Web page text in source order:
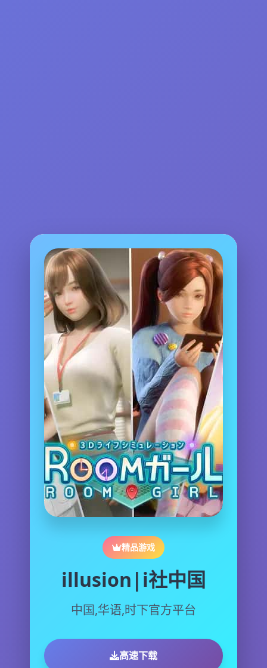
精品游戏
illusion|i社中国
中国,华语,时下官方平台
高速下载